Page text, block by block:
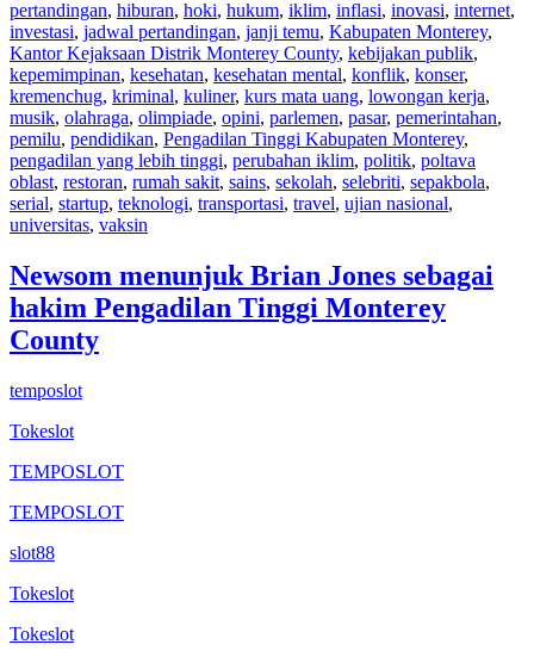
pertandingan, hiburan, hoki, hukum, iklim, inflasi, inovasi, internet,
investasi, jadwal pertandingan, janji temu, Kabupaten Monterey,
Kantor Kejaksaan Distrik Monterey County, kebijakan publik,
kepemimpinan, kesehatan, kesehatan mental, konflik, konser,
kremenchug, kriminal, kuliner, kurs mata uang, lowongan kerja,
musik, olahraga, olimpiade, opini, parlemen, pasar, pemerintahan,
pemilu, pendidikan, Pengadilan Tinggi Kabupaten Monterey,
pengadilan yang lebih tinggi, perubahan iklim, politik, poltava
oblast, restoran, rumah sakit, sains, sekolah, selebriti, sepakbola,
serial, startup, teknologi, transportasi, travel, ujian nasional,
universitas, vaksin
Newsom menunjuk Brian Jones sebagai
hakim Pengadilan Tinggi Monterey
County
temposlot
Tokeslot
TEMPOSLOT
TEMPOSLOT
slot88
Tokeslot
Tokeslot